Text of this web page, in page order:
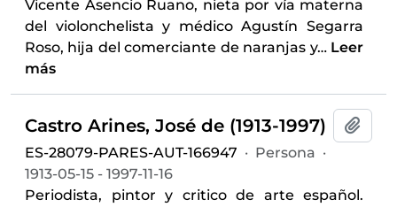
Vicente Asencio Ruano, nieta por vía materna
del violonchelista y médico Agustín Segarra
Roso, hija del comerciante de naranjas y… Leer
más
Castro Arines, José de (1913-1997)
ES-28079-PARES-AUT-166947 · Persona ·
1913-05-15 - 1997-11-16
Periodista, pintor y critico de arte español.